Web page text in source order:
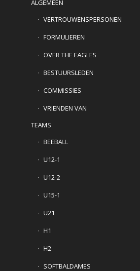
ALGEMEEN
VERTROUWENSPERSONEN
FORMULIEREN
OVER THE EAGLES
BESTUURSLEDEN
COMMISSIES
VRIENDEN VAN
TEAMS
BEEBALL
U12-1
U12-2
U15-1
U21
H1
H2
SOFTBALDAMES